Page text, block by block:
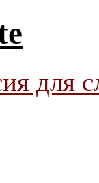
для